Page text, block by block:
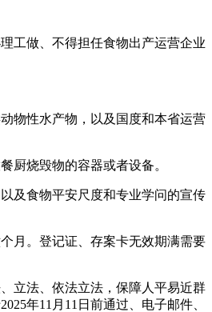
工做、不得担任食物出产运营企业
物性水产物，以及国度和本省运营
烧毁物的容器或者设备。
及食物平安尺度和专业学问的宣传
月。登记证、存案卡无效期满需要
立法、依法立法，保障人平易近群
年11月11日前通过、电子邮件、